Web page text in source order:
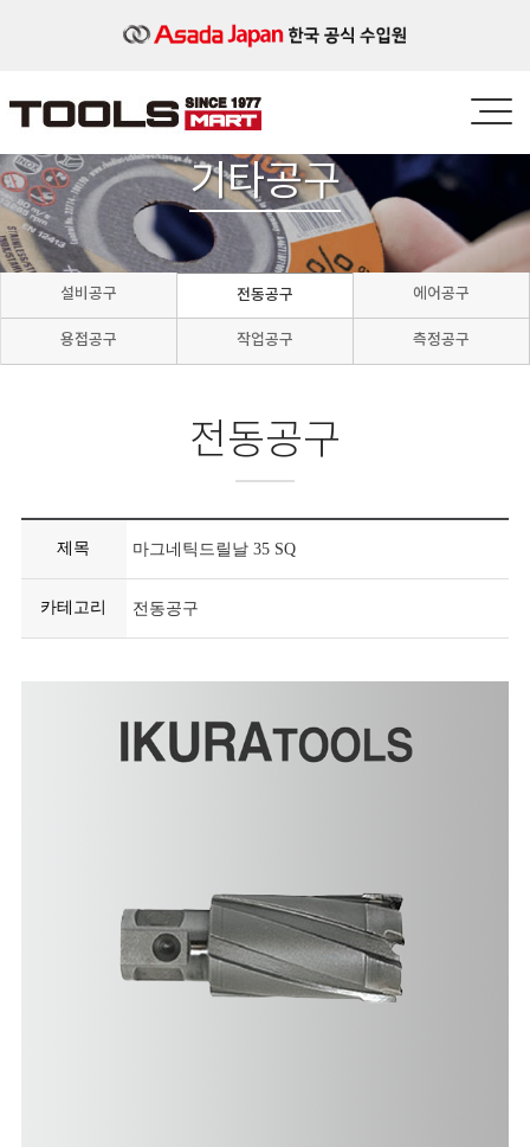
기타공구
설비공구 전동공구 에어공구
용접공구 작업공구 측정공구
전동공구
제목 마그네틱드릴날 35 SQ
카테고리 전동공구